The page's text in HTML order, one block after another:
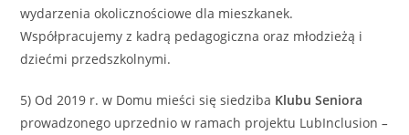
wydarzenia okolicznościowe dla mieszkanek.
Współpracujemy z kadrą pedagogiczna oraz młodzieżą i
dziećmi przedszkolnymi.
5) Od 2019 r. w Domu mieści się siedziba Klubu Seniora
prowadzonego uprzednio w ramach projektu LubInclusion –